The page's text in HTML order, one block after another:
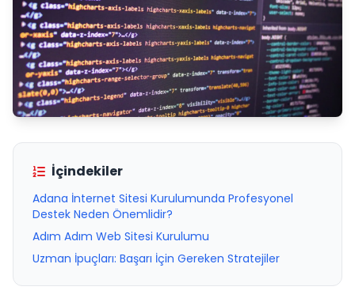
İçindekiler
Adana İnternet Sitesi Kurulumunda Profesyonel
Destek Neden Önemlidir?
Adım Adım Web Sitesi Kurulumu
Uzman İpuçları: Başarı İçin Gereken Stratejiler